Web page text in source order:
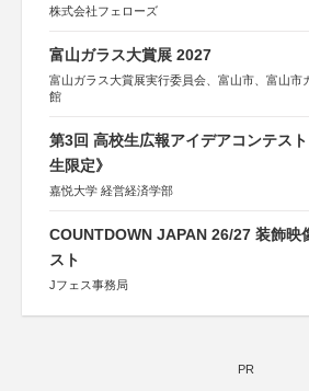
株式会社フェローズ
富山ガラス大賞展 2027
富山ガラス大賞展実行委員会、富山市、富山市
館
第3回 高校生広報アイデアコンテス
生限定》
嘉悦大学 経営経済学部
COUNTDOWN JAPAN 26/27 装飾映
スト
Jフェス事務局
PR